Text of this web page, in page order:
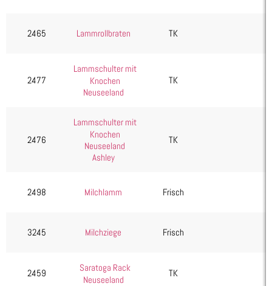
2465 Lammrollbraten TK
2477
Lammschulter mit
Knochen
Neuseeland
TK
2476
Lammschulter mit
Knochen
Neuseeland
Ashley
TK
2498 Milchlamm Frisch
3245 Milchziege Frisch
2459
Saratoga Rack
Neuseeland
TK